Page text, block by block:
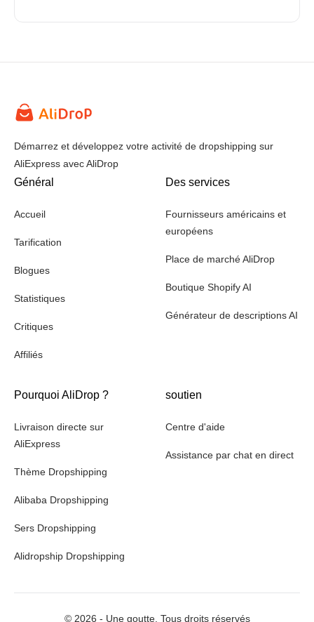
Démarrez et développez votre activité de dropshipping sur
AliExpress avec AliDrop
Général
Accueil
Tarification
Blogues
Statistiques
Critiques
Affiliés
Des services
Fournisseurs américains et
européens
Place de marché AliDrop
Boutique Shopify AI
Générateur de descriptions AI
Pourquoi AliDrop ?
Livraison directe sur
AliExpress
Thème Dropshipping
Alibaba Dropshipping
Sers Dropshipping
Alidropship Dropshipping
soutien
Centre d'aide
Assistance par chat en direct
© 2026 - Une goutte. Tous droits réservés